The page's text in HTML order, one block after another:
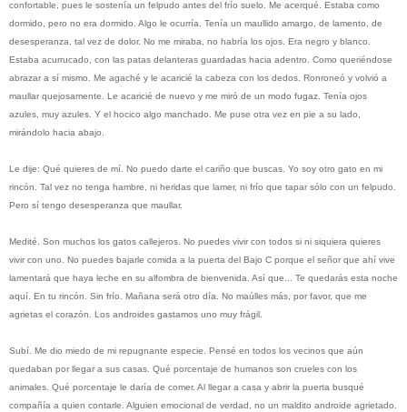
confortable, pues le sostenía un felpudo antes del frío suelo. Me acerqué. Estaba como
dormido, pero no era dormido. Algo le ocurría. Tenía un maullido amargo, de lamento, de
desesperanza, tal vez de dolor. No me miraba, no habría los ojos. Era negro y blanco.
Estaba acurrucado, con las patas delanteras guardadas hacia adentro. Como queriéndose
abrazar a sí mismo. Me agaché y le acaricié la cabeza con los dedos. Ronroneó y volvió a
maullar quejosamente. Le acaricié de nuevo y me miró de un modo fugaz. Tenía ojos
azules, muy azules. Y el hocico algo manchado. Me puse otra vez en pie a su lado,
mirándolo hacia abajo.
Le dije: Qué quieres de mí. No puedo darte el cariño que buscas. Yo soy otro gato en mi
rincón. Tal vez no tenga hambre, ni heridas que lamer, ni frío que tapar sólo con un felpudo.
Pero sí tengo desesperanza que maullar.
Medité. Son muchos los gatos callejeros. No puedes vivir con todos si ni siquiera quieres
vivir con uno. No puedes bajarle comida a la puerta del Bajo C porque el señor que ahí vive
lamentará que haya leche en su alfombra de bienvenida. Así que... Te quedarás esta noche
aquí. En tu rincón. Sin frío. Mañana será otro día. No maúlles más, por favor, que me
agrietas el corazón. Los androides gastamos uno muy frágil.
Subí. Me dio miedo de mi repugnante especie. Pensé en todos los vecinos que aún
quedaban por llegar a sus casas. Qué porcentaje de humanos son crueles con los
animales. Qué porcentaje le daría de comer. Al llegar a casa y abrir la puerta busqué
compañía a quien contarle. Alguien emocional de verdad, no un maldito androide agrietado.